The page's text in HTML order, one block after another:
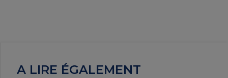
A LIRE ÉGALEMENT